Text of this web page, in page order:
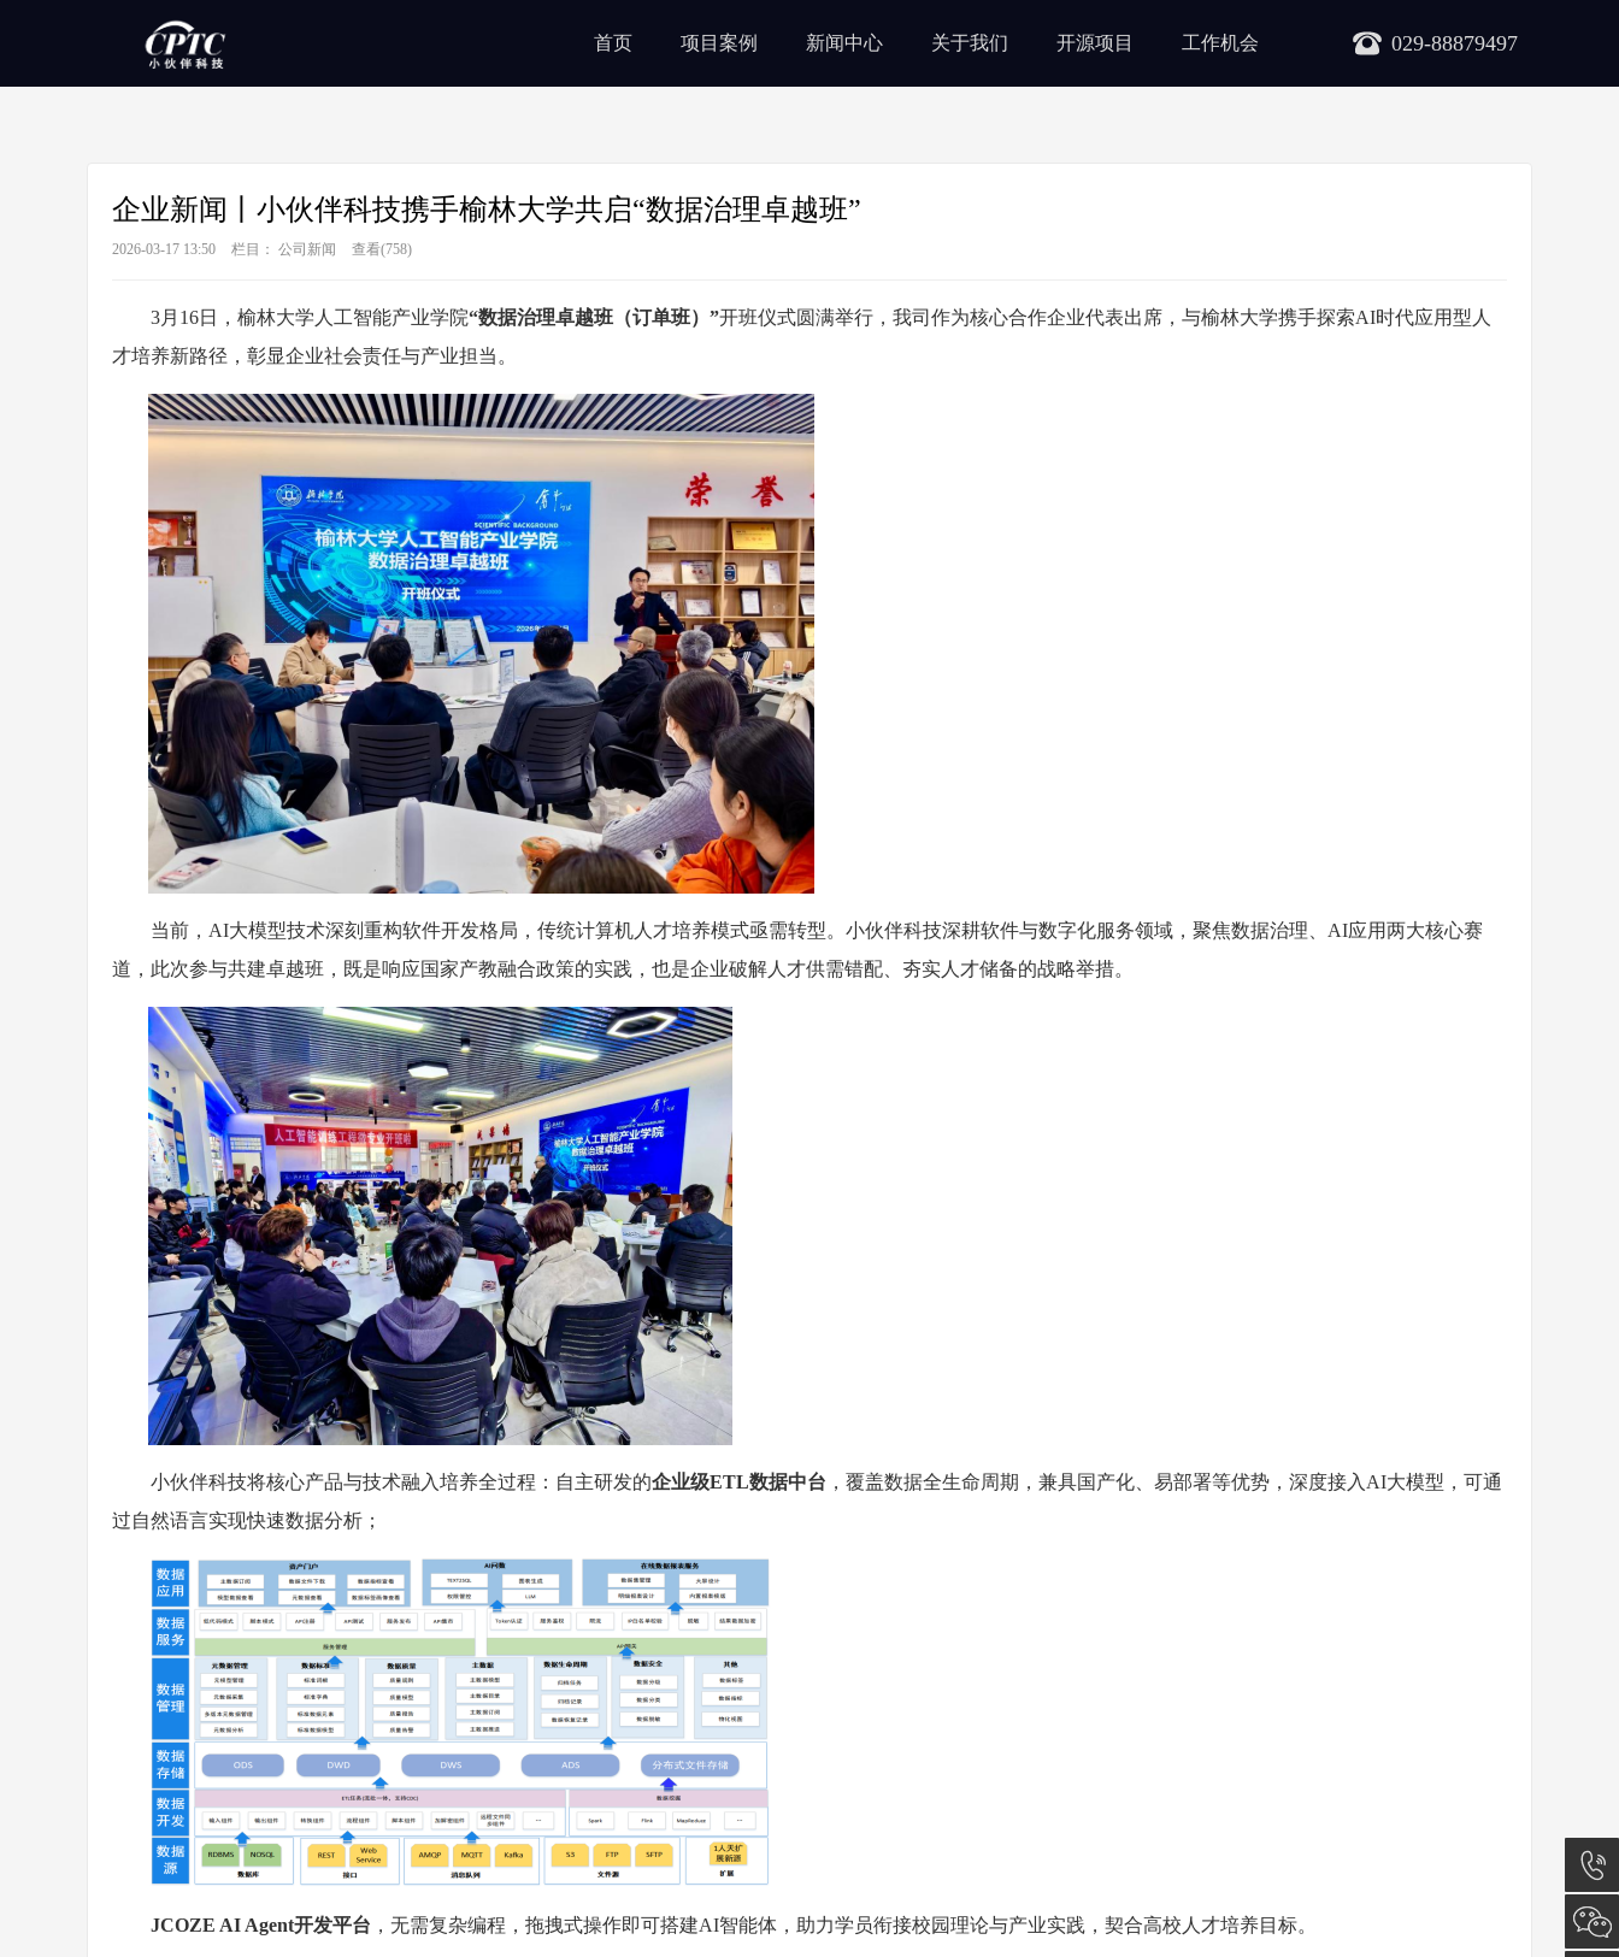
029-88879497
首页 项目案例 新闻中心 关于我们 开源项目 工作机会
企业新闻丨小伙伴科技携手榆林大学共启“数据治理卓越班”
2026-03-17 13:50 栏目： 公司新闻 查看(758)
3月16日，榆林大学人工智能产业学院“数据治理卓越班（订单班）”开班仪式圆满举行，我司作为核心合作企业代表出席，与榆林大学携手探索AI时代应用型人
才培养新路径，彰显企业社会责任与产业担当。
当前， AI大模型技术深刻重构软件开发格局，传统计算机人才培养模式亟需转型。小伙伴科技深耕软件与数字化服务领域，聚焦数据治理、AI应用两大核心赛
道，此次参与共建卓越班，既是响应国家产教融合政策的实践，也是企业破解人才供需错配、夯实人才储备的战略举措。
小伙伴科技将核心产品与技术融入培养全过程：自主研发的企业级ETL数据中台 ，覆盖数据全生命周期，兼具国产化、易部署等优势，深度接入 AI大模型，可通
过自然语言实现快速数据分析；
JCOZE AI Agent开发平台 ，无需复杂编程，拖拽式操作即可搭建AI智能体，助力学员衔接校园理论与产业实践，契合高校人才培养目标。 029-